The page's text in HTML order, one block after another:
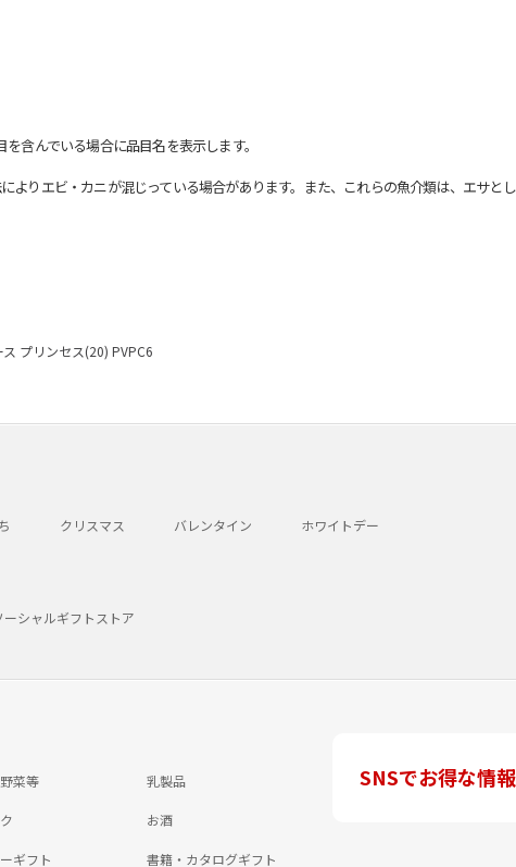
含んでいる場合に品目名を表示します。
りエビ・カニが混じっている場合があります。また、これらの魚介類は、エサと
プリンセス(20) PVPC6
クリスマス バレンタイン ホワイトデー
ーシャルギフトストア
菜等 乳製品
お酒
ギフト 書籍・カタログギフト
SNSでお得な情